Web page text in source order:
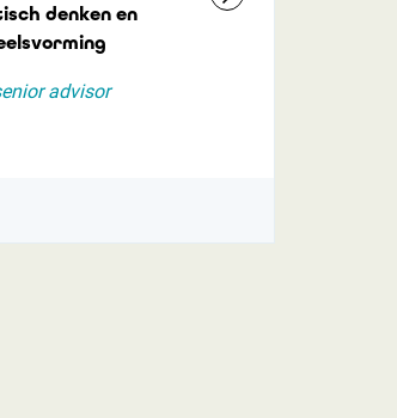
denken en
advisor